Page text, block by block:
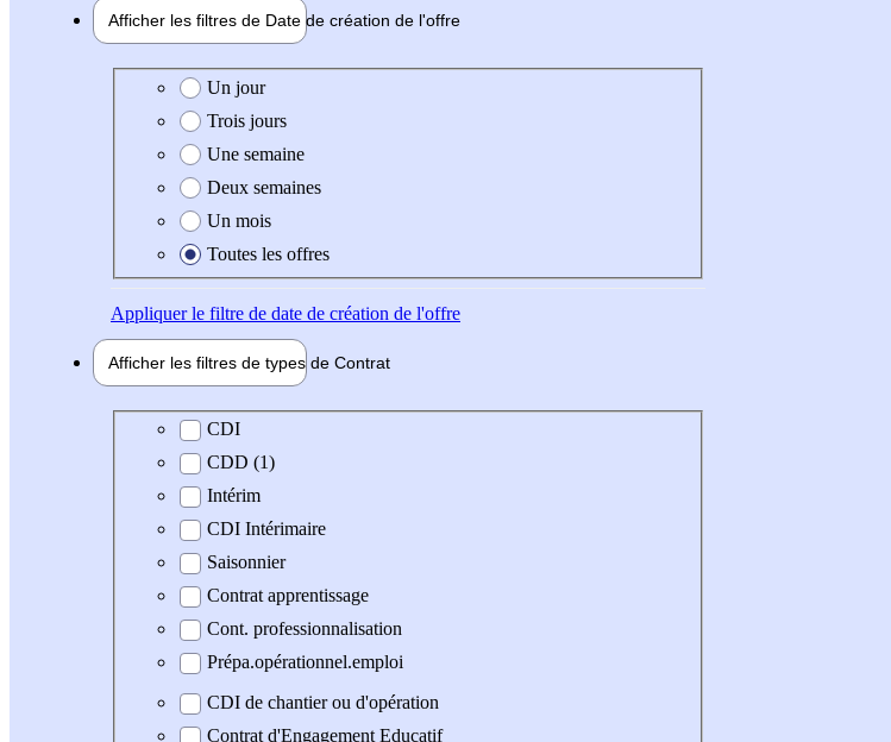
Afficher les filtres de Date de création de l'offre
Date de création de l'offre
Un jour
Trois jours
Une semaine
Deux semaines
Un mois
Toutes les offres
Appliquerle filtre de date de création de l'offre
Afficher les filtres de types de Contrat
Type de contrat
CDI
CDD (1)
Intérim
CDI Intérimaire
Saisonnier
Contrat apprentissage
Cont. professionnalisation
Prépa.opérationnel.emploi
CDI de chantier ou d'opération
Contrat d'Engagement Educatif